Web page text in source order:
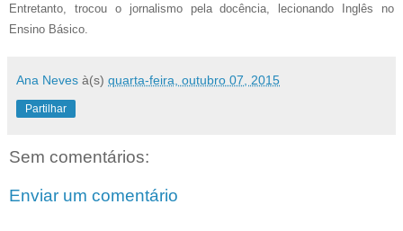
Entretanto, trocou o jornalismo pela docência, lecionando Inglês no
Ensino Básico.
Ana Neves à(s) quarta-feira, outubro 07, 2015
Partilhar
Sem comentários:
Enviar um comentário